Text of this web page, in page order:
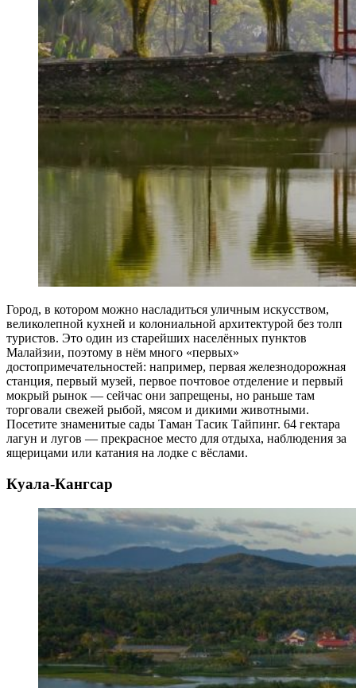
Город, в котором можно насладиться уличным искусством,
великолепной кухней и колониальной архитектурой без толп
туристов. Это один из старейших населённых пунктов
Малайзии, поэтому в нём много «первых»
достопримечательностей: например, первая железнодорожная
станция, первый музей, первое почтовое отделение и первый
мокрый рынок — сейчас они запрещены, но раньше там
торговали свежей рыбой, мясом и дикими животными.
Посетите знаменитые сады Таман Тасик Тайпинг. 64 гектара
лагун и лугов — прекрасное место для отдыха, наблюдения за
ящерицами или катания на лодке с вёслами.
Куала-Кангсар